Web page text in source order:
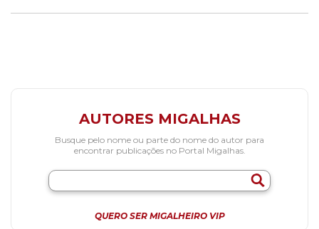
AUTORES MIGALHAS
Busque pelo nome ou parte do nome do autor para
encontrar publicações no Portal Migalhas.
QUERO SER MIGALHEIRO VIP